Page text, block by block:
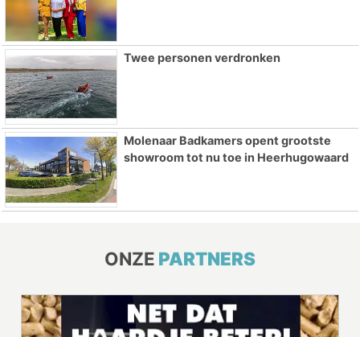
Twee personen verdronken
Molenaar Badkamers opent grootste
showroom tot nu toe in Heerhugowaard
ONZE PARTNERS